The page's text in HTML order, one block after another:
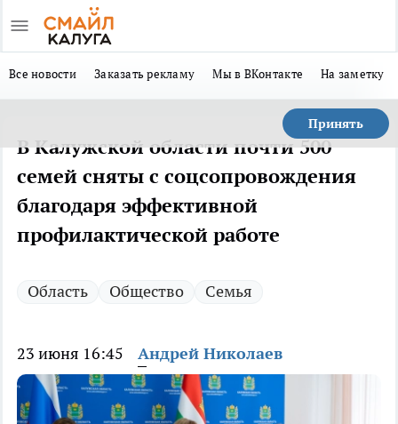
Все новости Заказать рекламу Мы в ВКонтакте На заметку
Принять
В Калужской области почти 500
семей сняты с соцсопровождения
благодаря эффективной
профилактической работе
Область Общество Семья
23 июня 16:45 Андрей Николаев